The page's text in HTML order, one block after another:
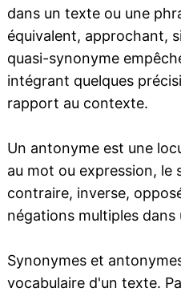
dans un texte ou une
équivalent, approchant,
quasi-synonyme
intégrant quelques
rapport au contexte.
Un antonyme est une
au mot ou expression, le
contraire, inverse,
négations multiples dans
Synonymes et
vocabulaire d'un texte.